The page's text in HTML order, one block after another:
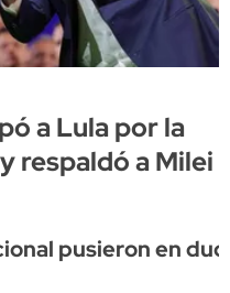
a Lula por la
respaldó a Milei
pusieron en